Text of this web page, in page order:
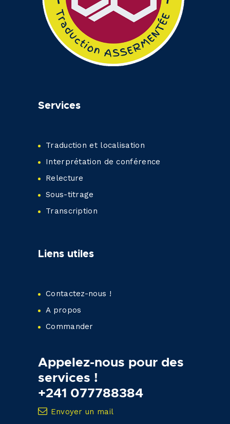
Services
Traduction et localisation
Interprétation de conférence
Relecture
Sous-titrage
Transcription
Liens utiles
Contactez-nous !
A propos
Commander
Appelez-nous pour des
services !
+241 077788384
Envoyer un mail